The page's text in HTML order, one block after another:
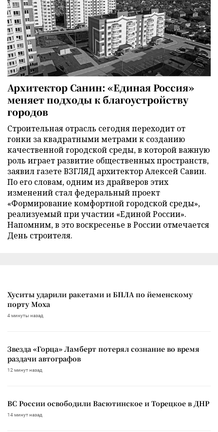
Архитектор Санин: «Единая Россия»
меняет подходы к благоустройству
городов
Строительная отрасль сегодня переходит от
гонки за квадратными метрами к созданию
качественной городской среды, в которой важную
роль играет развитие общественных пространств,
заявил газете ВЗГЛЯД архитектор Алексей Савин.
По его словам, одним из драйверов этих
изменений стал федеральный проект
«Формирование комфортной городской среды»,
реализуемый при участии «Единой России».
Напомним, в это воскресенье в России отмечается
День строителя.
Хуситы ударили ракетами и БПЛА по йеменскому
порту Моха
4 минуты назад
Звезда «Горца» Ламберт потерял сознание во время
раздачи автографов
12 минут назад
ВС России освободили Васютинское и Торецкое в ДНР
14 минут назад